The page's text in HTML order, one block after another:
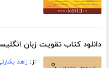
دانلود کتاب تقویت زبان
از:زاهد